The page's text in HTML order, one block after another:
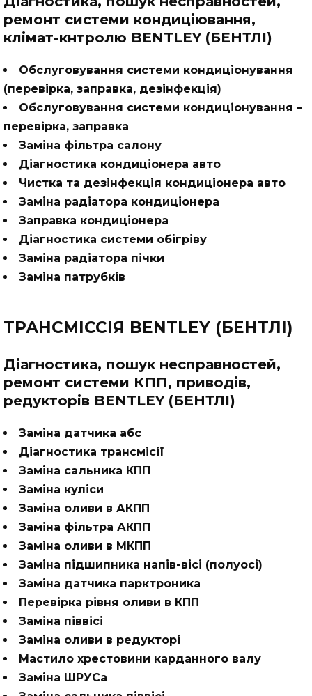
ремонт системи кондиціювання,
клімат-кнтролю BENTLEY (БЕНТЛІ)
Обслуговування системи кондиціонування
(перевірка, заправка, дезінфекція)
Обслуговування системи кондицiонування –
перевiрка, заправка
Заміна фільтра салону
Діагностика кондиціонера авто
Чистка та дезінфекція кондиціонера авто
Заміна радіатора кондиціонера
Заправка кондиціонера
Діагностика системи обігріву
Заміна радіатора пічки
Заміна патрубків
ТРАНСМІССІЯ BENTLEY (БЕНТЛІ)
Діагностика, пошук несправностей,
ремонт системи КПП, приводів,
редукторів BENTLEY (БЕНТЛІ)
Заміна датчика абс
Діагностика трансмісії
Заміна сальника КПП
Заміна куліси
Заміна оливи в АКПП
Заміна фільтра АКПП
Заміна оливи в МКПП
Заміна підшипника напів-вісі (полуосі)
Заміна датчика парктроника
Перевірка рівня оливи в КПП
Заміна піввісі
Заміна оливи в редукторі
Мастило хрестовини карданного валу
Заміна ШРУСа